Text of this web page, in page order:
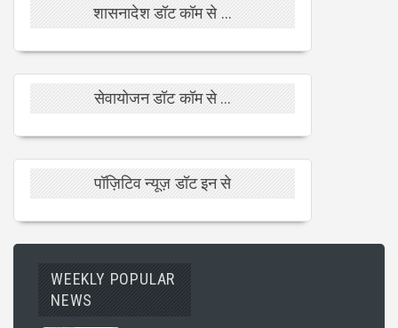
शासनादेश डॉट कॉम से ...
सेवायोजन डॉट कॉम से ...
पॉज़िटिव न्यूज़ डॉट इन से
WEEKLY POPULAR
NEWS